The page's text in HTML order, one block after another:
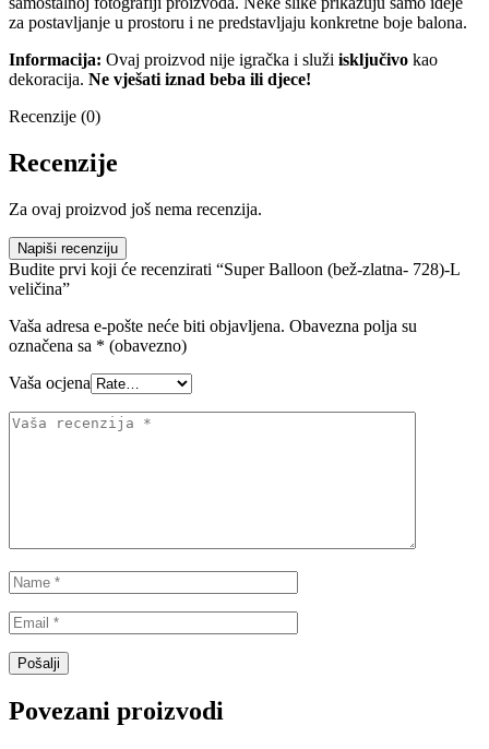
za postavljanje u prostoru i ne predstavljaju konkretne boje balona.
Informacija: Ovaj proizvod nije igračka i služi isključivo kao
dekoracija. Ne vješati iznad beba ili djece!
Recenzije (0)
Recenzije
Za ovaj proizvod još nema recenzija.
Napiši recenziju
Budite prvi koji će recenzirati “Super Balloon (bež-zlatna- 728)-L
veličina”
Vaša adresa e-pošte neće biti objavljena. Obavezna polja su
označena sa * (obavezno)
Vaša ocjena
Povezani proizvodi